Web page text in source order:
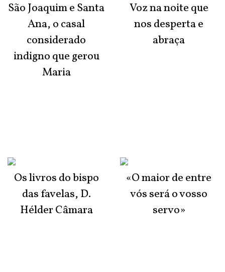
São Joaquim e Santa
Ana, o casal
considerado
indigno que gerou
Maria
Os livros do bispo
das favelas, D.
Hélder Câmara
Voz na noite que
nos desperta e
abraça
«O maior de entre
vós será o vosso
servo»